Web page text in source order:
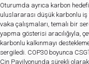
Oturumda ayrıca karbon
uluslararası düşük karbonlu
vaka çalışmaları, temalı bir
yapma gösterisi aracılığıyla,
karbonlu kalkınmayı
sergiledi. COP30 boyunca
Çin Pavilyonunda sürekli